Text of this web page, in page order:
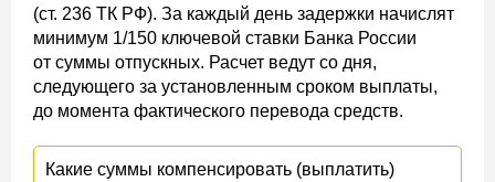
(ст. 236 ТК РФ). За каждый день задержки начислят
минимум 1/150 ключевой ставки Банка России
от суммы отпускных. Расчет ведут со дня,
следующего за установленным сроком выплаты,
до момента фактического перевода средств.
Какие суммы компенсировать (выплатить)